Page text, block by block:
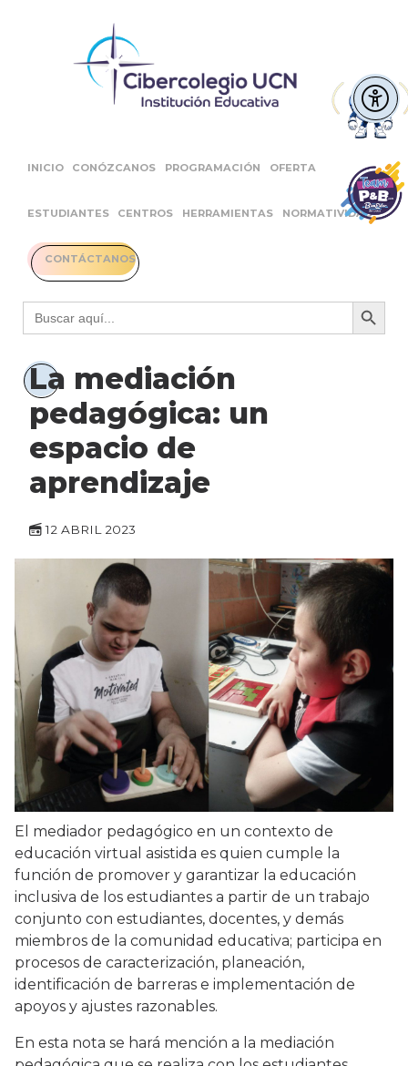
INICIO CONÓZCANOS PROGRAMACIÓN OFERTA
ESTUDIANTES CENTROS HERRAMIENTAS NORMATIVIDAD
CONTÁCTANOS
Buscar: Botón
La mediación
pedagógica: un
espacio de
aprendizaje
12 ABRIL 2023
El mediador pedagógico en un contexto de
educación virtual asistida es quien cumple la
función de promover y garantizar la educación
inclusiva de los estudiantes a partir de un trabajo
conjunto con estudiantes, docentes, y demás
miembros de la comunidad educativa; participa en
procesos de caracterización, planeación,
identificación de barreras e implementación de
apoyos y ajustes razonables.
En esta nota se hará mención a la mediación